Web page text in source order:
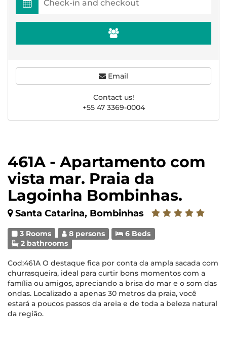
461A - Apartamento com
vista mar. Praia da
Lagoinha Bombinhas.
Santa Catarina, Bombinhas
3 Rooms 8 persons
6 Beds
2 bathrooms
Cod:461A O destaque fica por conta da ampla sacada com
churrasqueira, ideal para curtir bons momentos com a
família ou amigos, apreciando a brisa do mar e o som das
ondas. Localizado a apenas 30 metros da praia, você
estará a poucos passos da areia e de toda a beleza natural
da região.
Email
Contact us!
+55 47 3369-0004